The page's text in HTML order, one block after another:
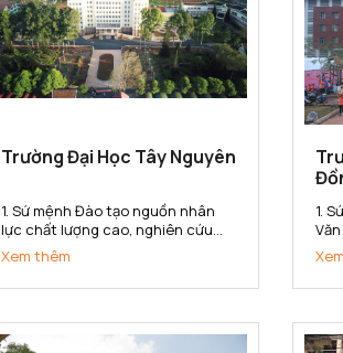
Trường Đại Học Tây Nguyên
1. Sứ mệnh Đào tạo nguồn nhân
lực chất lượng cao, nghiên cứu
khoa học và chuyển giao công
nghệ phục vụ cho sự nghiệp phát
triển kinh tế - xã hội. Bảo tồn và
dân tộc. 2. Tầm nhìn Đến năm...
Xem thêm
1.
tạo
cơ